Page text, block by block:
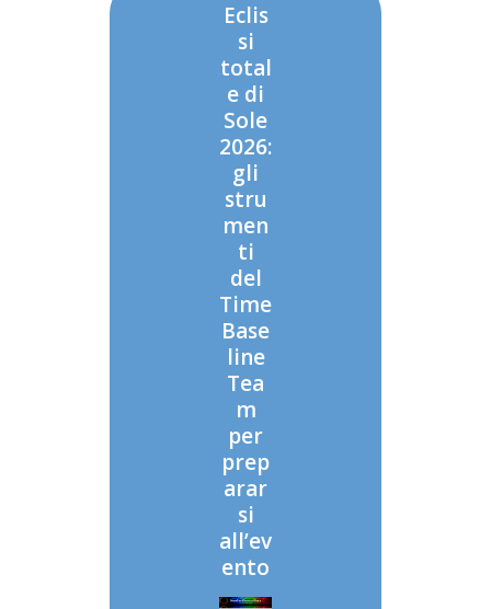
Eclis
si
total
e di
Sole
2026:
gli
stru
men
ti
del
Time
Base
line
Tea
m
per
prep
arar
si
all’ev
ento